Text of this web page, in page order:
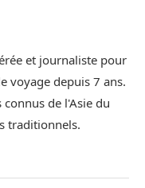
et journaliste pour
voyage depuis 7 ans.
de l'Asie du
traditionnels.